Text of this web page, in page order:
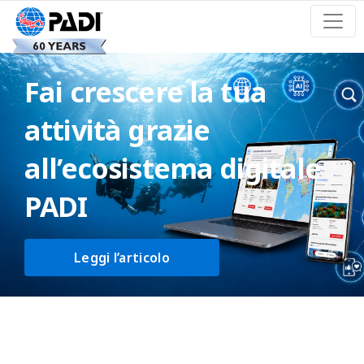
Fai crescere la tua
attività grazie
all’ecosistema digitale
PADI
Leggi l’articolo